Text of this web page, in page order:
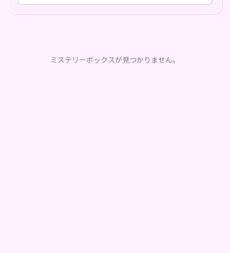
ミステリーボックスが見つかりません。